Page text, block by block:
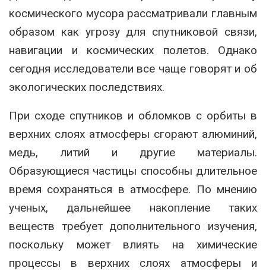
космического мусора рассматривали главным
образом как угрозу для спутниковой связи,
навигации и космических полетов. Однако
сегодня исследователи все чаще говорят и об
экологических последствиях.
При сходе спутников и обломков с орбиты в
верхних слоях атмосферы сгорают алюминий,
медь, литий и другие материалы.
Образующиеся частицы способны длительное
время сохраняться в атмосфере. По мнению
ученых, дальнейшее накопление таких
веществ требует дополнительного изучения,
поскольку может влиять на химические
процессы в верхних слоях атмосферы и